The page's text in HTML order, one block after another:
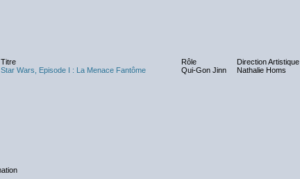
Titre Rôle Direction Artistique
Star Wars, Episode I : La Menace Fantôme Qui-Gon Jinn Nathalie Homs